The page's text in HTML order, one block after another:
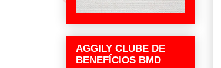
AGGILY CLUBE DE
BENEFÍCIOS BMD